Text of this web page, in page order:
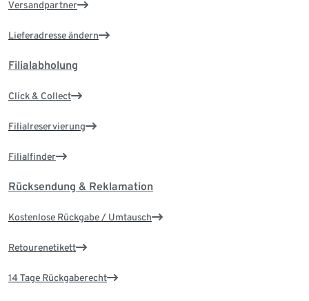
Versandpartner
Lieferadresse ändern
Filialabholung
Click & Collect
Filialreservierung
Filialfinder
Rücksendung & Reklamation
Kostenlose Rückgabe / Umtausch
Retourenetikett
14 Tage Rückgaberecht